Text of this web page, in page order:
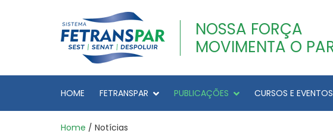
NOSSA FORÇA
MOVIMENTA O
HOME FETRANSPAR PUBLICAÇÕES CURSOS E EVENTOS
Home / Notícias